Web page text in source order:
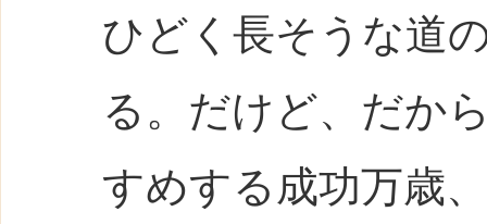
ひどく長そうな道
る。だけど、だか
すめする成功万歳